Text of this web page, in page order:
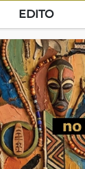
EDITO